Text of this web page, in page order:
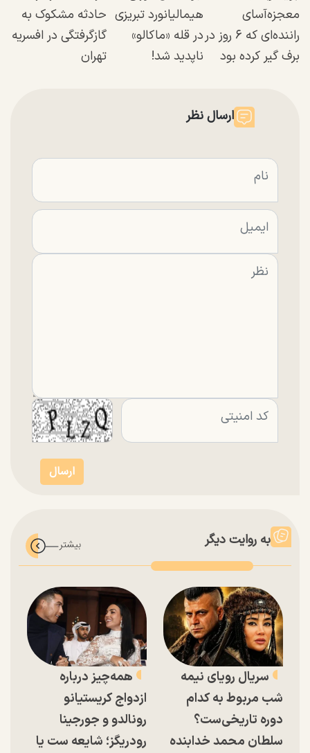
معجزه‌آسای
راننده‌ای که ۶ روز در
برف گیر کرده بود
هیمالیانورد تبریزی
در قله «ماکالو»
ناپدید شد!
حادثه مشکوک به
گازگرفتگی در افسریه
تهران
ارسال نظر
به روایت دیگر
سریال رویای نیمه
شب مربوط به کدام
دوره تاریخی‌ست؟
سلطان محمد خدابنده
همه‌چیز درباره
ازدواج کریستیانو
رونالدو و جورجینا
رودریگز؛ شایعه ست یا